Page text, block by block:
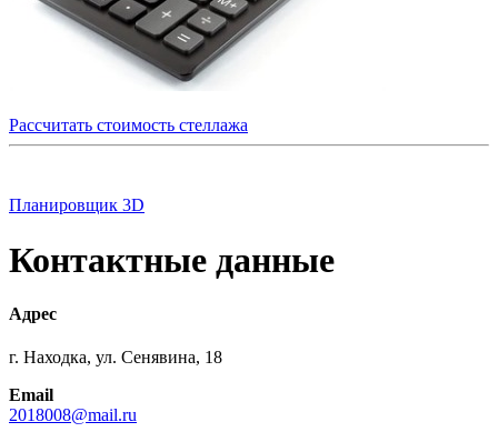
Рассчитать стоимость стеллажа
Планировщик 3D
Контактные данные
Адрес
г. Находка, ул. Сенявина, 18
Email
2018008@mail.ru